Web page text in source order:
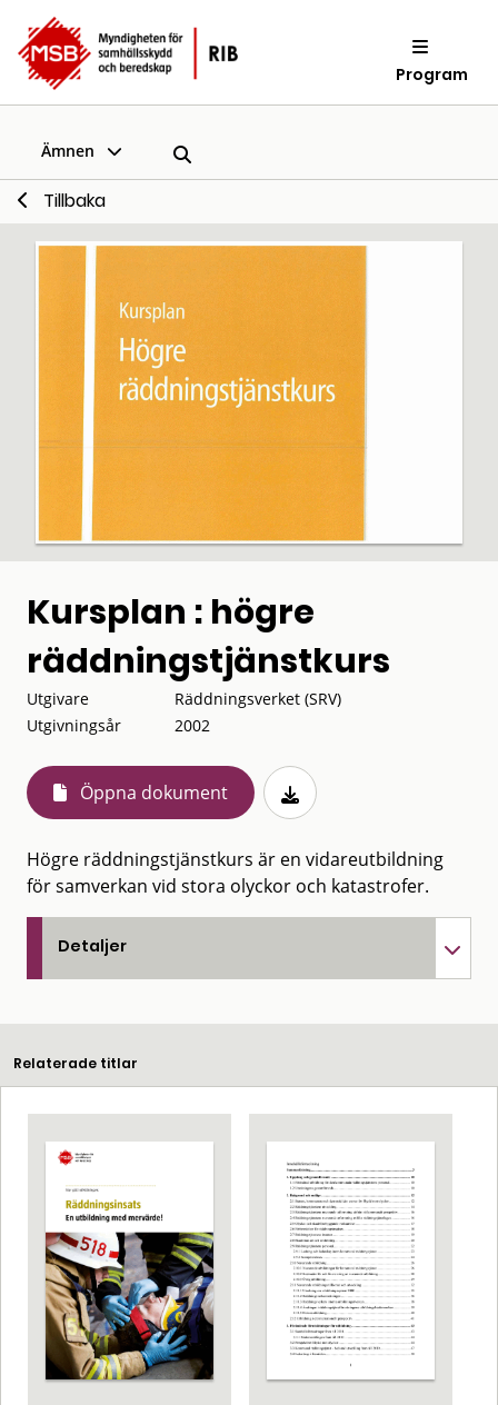
Program
Ämnen
Tillbaka
Kursplan : högre
räddningstjänstkurs
Utgivare
Räddningsverket (SRV)
Utgivningsår
2002
Öppna dokument
Högre räddningstjänstkurs är en vidareutbildning
för samverkan vid stora olyckor och katastrofer.
Detaljer
Relaterade titlar